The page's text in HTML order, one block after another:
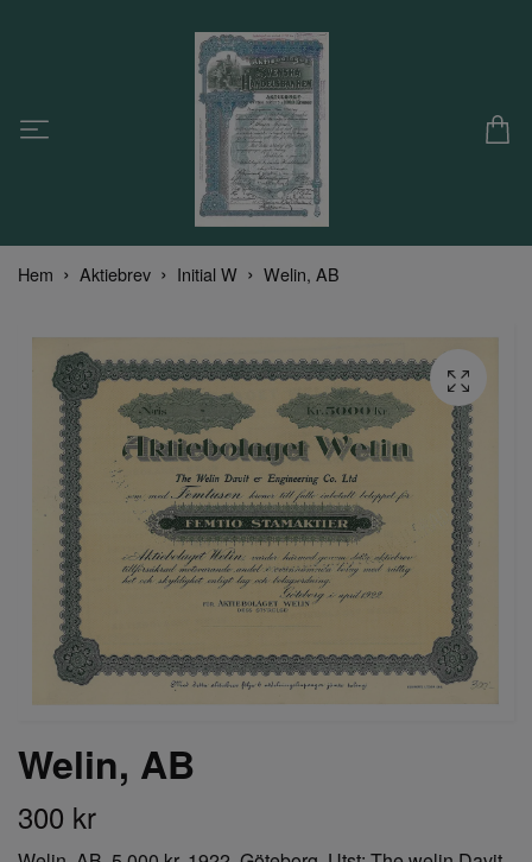
Hem Aktiebrev Initial W Welin, AB
Welin, AB
300 kr